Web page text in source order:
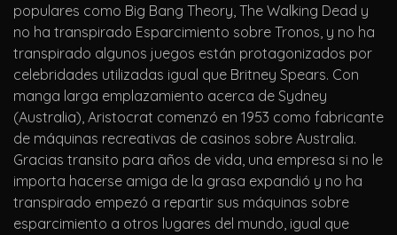
populares como Big Bang Theory, The Walking Dead y
no ha transpirado Esparcimiento sobre Tronos, y no ha
transpirado algunos juegos están protagonizados por
celebridades utilizadas igual que Britney Spears. Con
manga larga emplazamiento acerca de Sydney
(Australia), Aristocrat comenzó en 1953 como fabricante
de máquinas recreativas de casinos sobre Australia.
Gracias transito para años de vida, una empresa si no le
importa hacerse amiga de la grasa expandió y no ha
transpirado empezó a repartir sus máquinas sobre
esparcimiento a otros lugares del mundo, igual que